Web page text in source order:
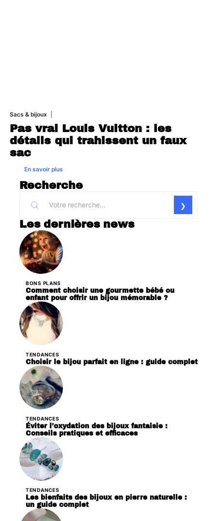
Sacs & bijoux
Pas vrai Louis Vuitton : les
détails qui trahissent un faux
sac
En savoir plus
Recherche
Les dernières news
BONS PLANS
Comment choisir une gourmette bébé ou
enfant pour offrir un bijou mémorable ?
TENDANCES
Choisir le bijou parfait en ligne : guide complet
TENDANCES
Éviter l’oxydation des bijoux fantaisie :
Conseils pratiques et efficaces
TENDANCES
Les bienfaits des bijoux en pierre naturelle :
un guide complet